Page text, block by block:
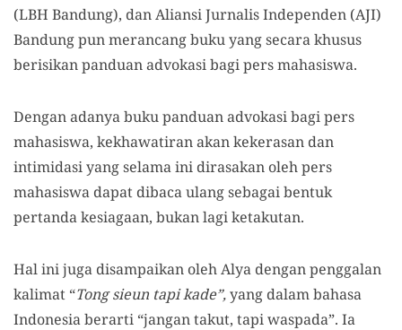
(LBH Bandung), dan Aliansi Jurnalis Independen (AJI)
Bandung pun merancang buku yang secara khusus
berisikan panduan advokasi bagi pers mahasiswa.
Dengan adanya buku panduan advokasi bagi pers
mahasiswa, kekhawatiran akan kekerasan dan
intimidasi yang selama ini dirasakan oleh pers
mahasiswa dapat dibaca ulang sebagai bentuk
pertanda kesiagaan, bukan lagi ketakutan.
Hal ini juga disampaikan oleh Alya dengan penggalan
kalimat “Tong sieun tapi kade”,yang dalam bahasa
Indonesia berarti “jangan takut, tapi waspada”. Ia